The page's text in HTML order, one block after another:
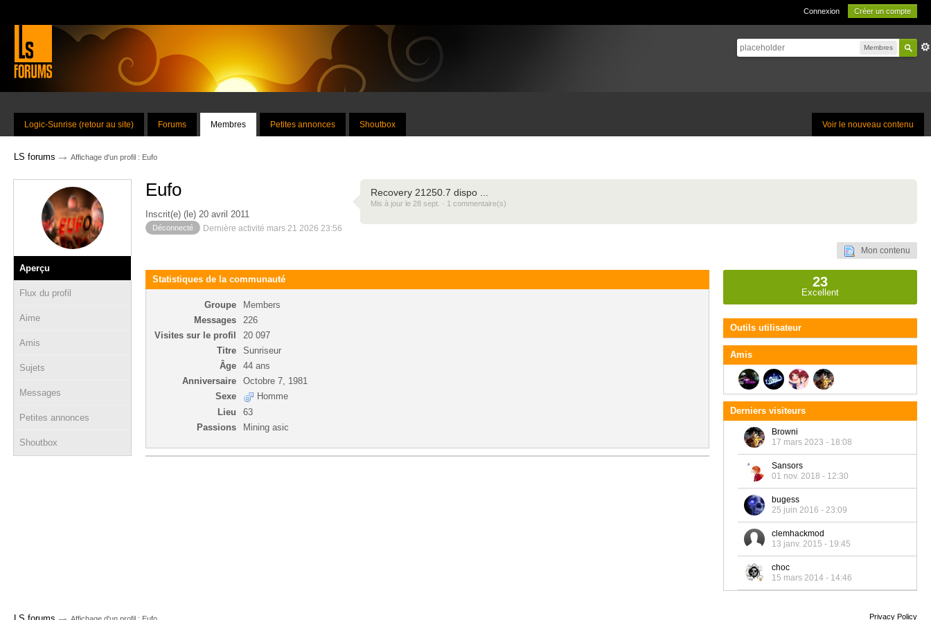
Connexion Créer un compte
Membres
Voir le nouveau contenu
Logic-Sunrise (retour au site) Forums Membres Petites annonces Shoutbox
LS forums → Affichage d'un profil : Eufo
Aperçu
Flux du profil
Aime
Amis
Sujets
Messages
Petites annonces
Shoutbox
Eufo
Inscrit(e) (le) 20 avril 2011
Déconnecté Dernière activité mars 21 2026 23:56
Recovery 21250.7 dispo ...
Mis à jour le 28 sept. · 1 commentaire(s)
Mon contenu
Statistiques de la communauté
Groupe
Members
Messages
226
Visites sur le profil
20 097
Titre
Sunriseur
Âge
44 ans
Anniversaire
Octobre 7, 1981
Sexe
Homme
Lieu
63
Passions
Mining asic
23
Excellent
Outils utilisateur
Amis
Derniers visiteurs
Browni
17 mars 2023 - 18:08
Sansors
01 nov. 2018 - 12:30
bugess
25 juin 2016 - 23:09
clemhackmod
13 janv. 2015 - 19:45
choc
15 mars 2014 - 14:46
Privacy Policy